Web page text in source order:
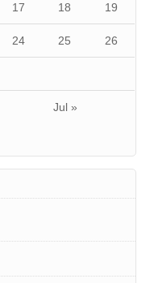
Jul »
17 18 19
24 25 26